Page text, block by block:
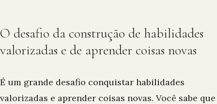
O desafio da construção de habilidades
valorizadas e de aprender coisas novas
É um grande desafio conquistar habilidades
valorizadas e aprender coisas novas. Você sabe que